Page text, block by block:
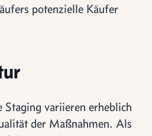
potenzielle Käufer
variieren erheblich
der Maßnahmen. Als